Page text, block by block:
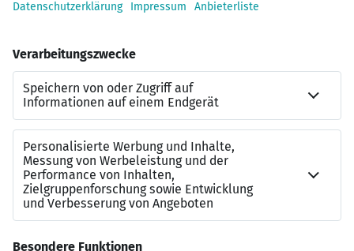
Interessiert?
Der Masterplan für Ihre Karriere: Wir finden genau den
Job, der zu Ihnen passt.
Jetzt auf “Zur Arbeitgeber-Website” klicken!
Wir freuen uns über die Bewerbung von Menschen, die
zur Vielfalt unseres Unternehmens beitragen.
Kontakt zu uns